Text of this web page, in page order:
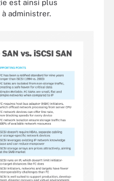
est ainsi plus
administrer.